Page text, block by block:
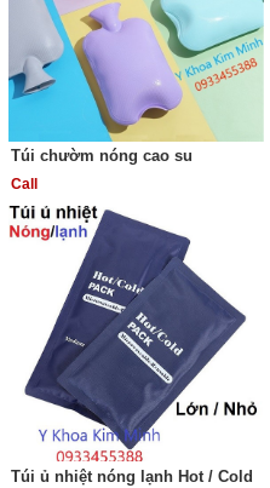
Túi chườm nóng cao su
Call
Túi ủ nhiệt nóng lạnh Hot / Cold